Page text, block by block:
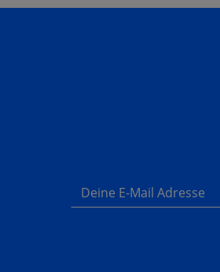
Deine E-Mail Adresse